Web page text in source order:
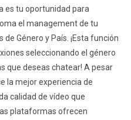
es tu oportunidad para
el management de tu
Género y País. ¡Esta función
seleccionando el género
que deseas chatear! A pesar
la mejor experiencia de
calidad de vídeo que
plataformas ofrecen